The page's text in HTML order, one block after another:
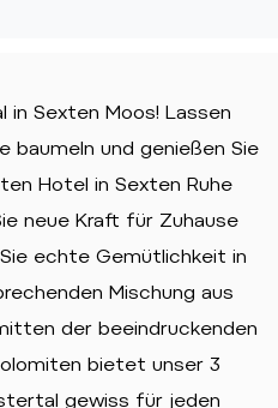
in Sexten Moos! Lassen
baumeln und genießen Sie
Hotel in Sexten Ruhe
neue Kraft für Zuhause
echte Gemütlichkeit in
Mischung aus
der beeindruckenden
bietet unser 3
gewiss für jeden